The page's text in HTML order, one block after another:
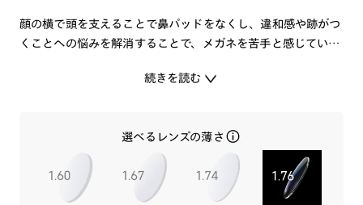
顔の横で頭を支えることで鼻パッドをなくし、違和感や跡がつ
くことへの悩みを解消することで、メガネを苦手と感じていた
メガネのテンプル（つる）部分にJINSが独自開発した「シーソ
シーソーパーツはメガネのテンプルに重なるよう設計し、自然
な見た目も実現。
フレームには軽量樹脂を用いて、長時間かけていても疲れず
に、快適にブルーライトをカットします。
続きを読む
選べるレンズの薄さ